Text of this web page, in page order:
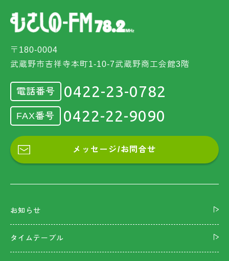
〒180-0004
武蔵野市吉祥寺本町1-10-7武蔵野商工会館3階
電話番号 0422-23-0782
FAX番号 0422-22-9090
メッセージ/お問合せ
お知らせ
タイムテーブル